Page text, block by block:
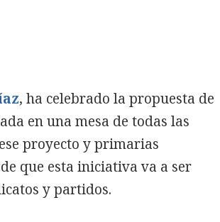
, ha celebrado la propuesta de
en una mesa de todas las
proyecto y primarias
que esta iniciativa va a ser
y partidos.